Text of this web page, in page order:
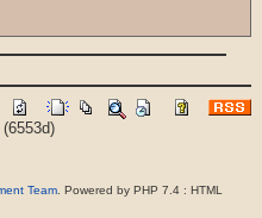
(6553d)
Team. Powered by PHP 7.4 : HTML